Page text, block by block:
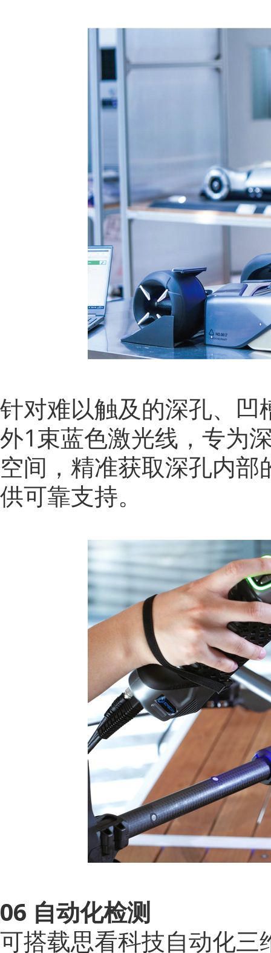
针对难以触及的深孔、凹
外1束蓝色激光线，专为
空间，精准获取深孔内
供可靠支持。
06 自动化检测
可搭载思看科技自动化三